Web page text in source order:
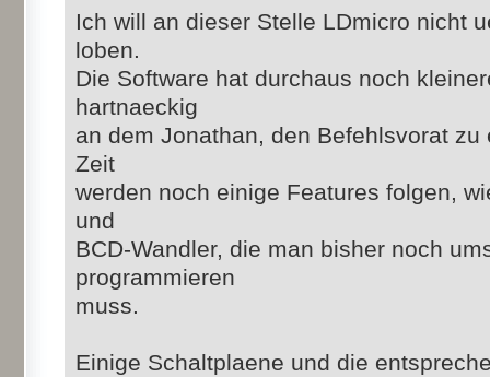
Ich will an dieser Stelle LDmicro nicht
loben.
Die Software hat durchaus noch
hartnaeckig
an dem Jonathan, den Befehlsvorat
Zeit
werden noch einige Features folgen,
und
BCD-Wandler, die man bisher noch
programmieren
muss.
Einige Schaltplaene und die